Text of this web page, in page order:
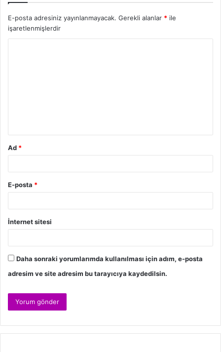
E-posta adresiniz yayınlanmayacak. Gerekli alanlar * ile
işaretlenmişlerdir
Ad *
E-posta *
İnternet sitesi
Daha sonraki yorumlarımda kullanılması için adım, e-posta
adresim ve site adresim bu tarayıcıya kaydedilsin.